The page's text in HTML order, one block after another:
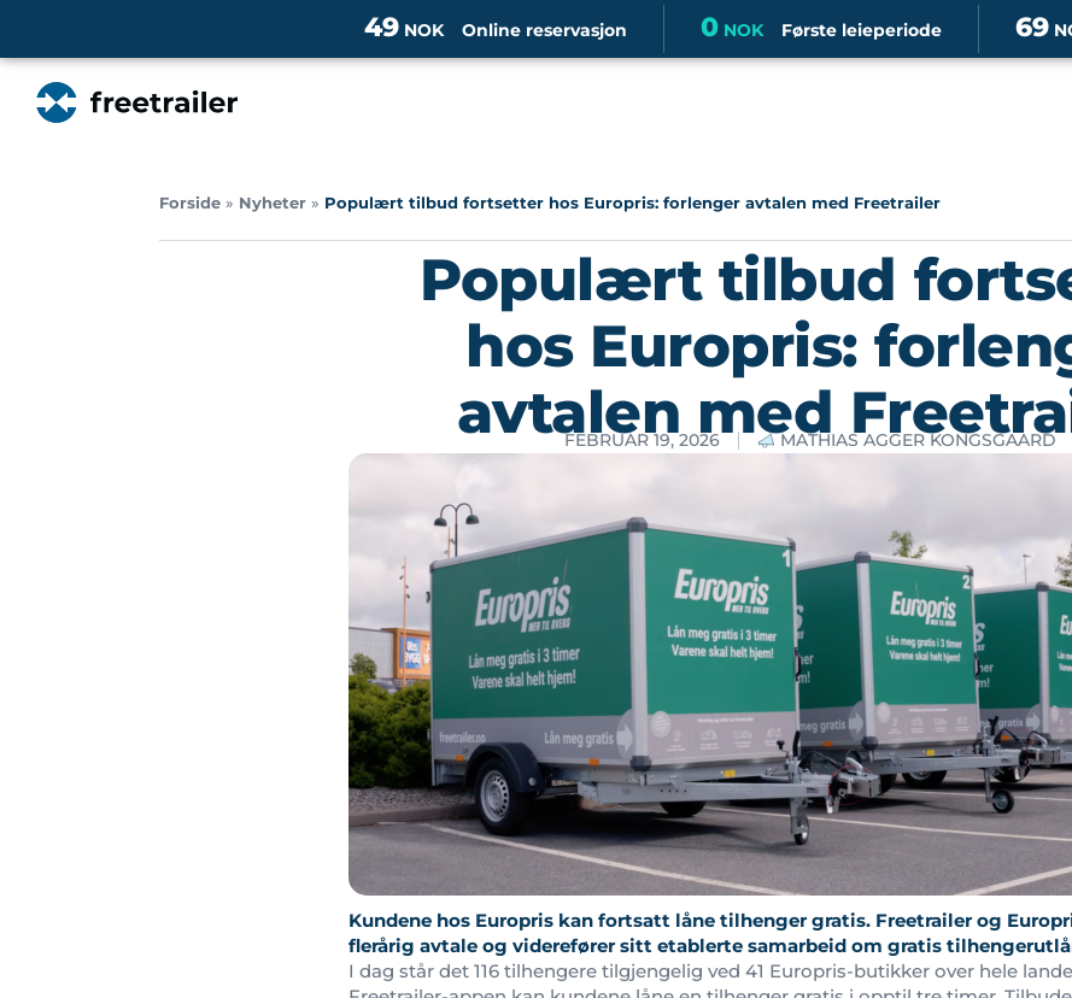
Online reservasjon
49NOK Første leieperiode
0NOK 69
Forside » Nyheter » Populært tilbud fortsetter hos Europris: forlenger avtalen med Freetrailer
Populært tilbud
hos Europris:
avtalen med
FEBRUAR 19, 2026 MATHIAS AGGER KONGSGAARD
Kundene hos Europris kan fortsatt låne tilhenger gratis. Freetrailer og
flerårig avtale og viderefører sitt etablerte samarbeid om gratis
I dag står det 116 tilhengere tilgjengelig ved 41 Europris-butikker over hele